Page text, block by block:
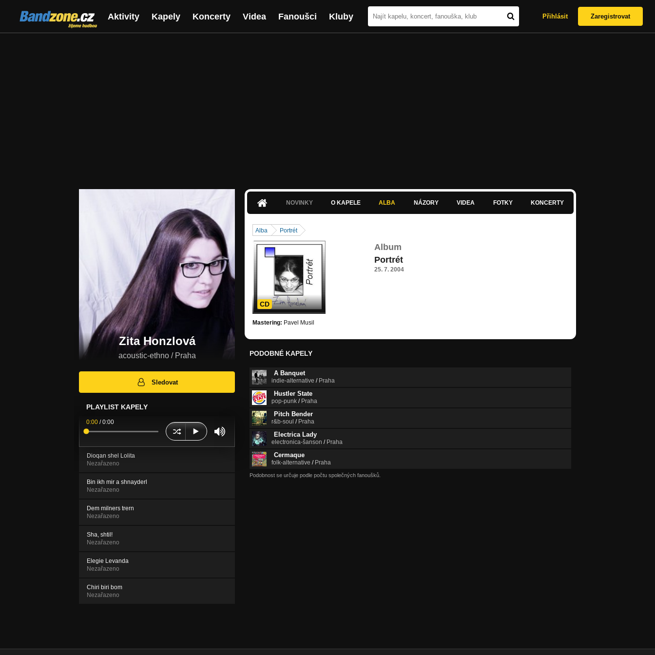
Bandzone.cz
žijeme hudbou
Aktivity Kapely Koncerty Videa Fanoušci Kluby Přihlásit Zaregistrovat
Zita Honzlová
acoustic-ethno / Praha
Sledovat
PLAYLIST KAPELY
0:00 /0:00
Dioqan shel Lolita
Nezařazeno
Bin ikh mir a shnayderl
Nezařazeno
Dem milners trern
Nezařazeno
Sha, shtil!
Nezařazeno
Elegie Levanda
Nezařazeno
Chiri biri bom
Nezařazeno
NOVINKY O KAPELE ALBA NÁZORY VIDEA FOTKY KONCERTY
Alba Portrét
CD
Mastering: Pavel Musil
Album
Portrét
25. 7. 2004
PODOBNÉ KAPELY
A Banquet
indie-alternative / Praha
Hustler State
pop-punk / Praha
Pitch Bender
r&b-soul / Praha
Electrica Lady
electronica-šanson / Praha
Cermaque
folk-alternative / Praha
Podobnost se určuje podle počtu společných fanoušků.